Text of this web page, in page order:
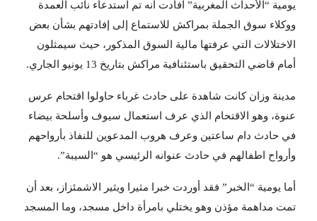
يومية “الأحداث المغربية” أفادت أنه تم استدعاء نائب العمدة
ووكلاء سوق الجملة بمراكش للاستماع إلى إفادتهم بشأن بعض
الاختلالات التي عرفتها مالية السوق المذكور، حيث سيمثلون
أمام قاضي التحقيق باستئنافية مراكش بتاريخ 13 يونيو الجاري.
مدينة وزان كانت شاهدة على حادث غرباء حاولوا اقتحام عرس
عنوة، وهو الاقتحام الذي عرف استعمال سيوف وأسلحة بيضاء
في حادث دام ساعتين وعرف هروب المدعوين للنفاذ بأرواحهم
وأرواح اطفالهم في حادث عنوانه الرئيسي هو “السيبة”.
أما يومية “الخبر” فقد أوردت خبرا مثيرا ويثير الاشمئزاز، بعد أن
تمت مداهمة مؤذن وهو يختلي بامرأة داخل مسجد، وما المسجد